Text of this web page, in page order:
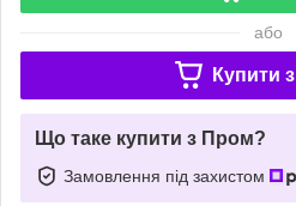
або
Купити з
Що таке купити з Пром?
Замовлення під захистом